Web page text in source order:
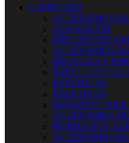
 PINTURA
ACCESORIOS
AGUAPLAST
PINTURA EN
ACCESORIOS
BROCHAS Y
PAPEL LIJA +
ESPATULAS
PALETINAS
MASKING TAKE
ACCESORIOS
RODILLOS Y
ACCESORIOS